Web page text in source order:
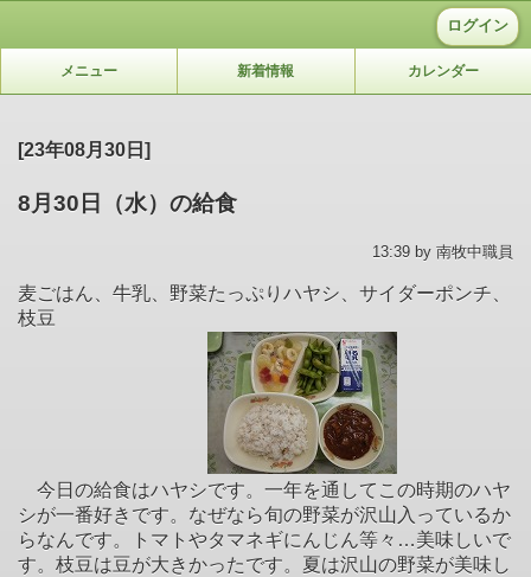
ログイン
メニュー 新着情報 カレンダー
[23年08月30日]
8月30日（水）の給食
13:39 by 南牧中職員
麦ごはん、牛乳、野菜たっぷりハヤシ、サイダーポンチ、
枝豆
今日の給食はハヤシです。一年を通してこの時期のハヤ
シが一番好きです。なぜなら旬の野菜が沢山入っているか
らなんです。トマトやタマネギにんじん等々…美味しいで
す。枝豆は豆が大きかったです。夏は沢山の野菜が美味し